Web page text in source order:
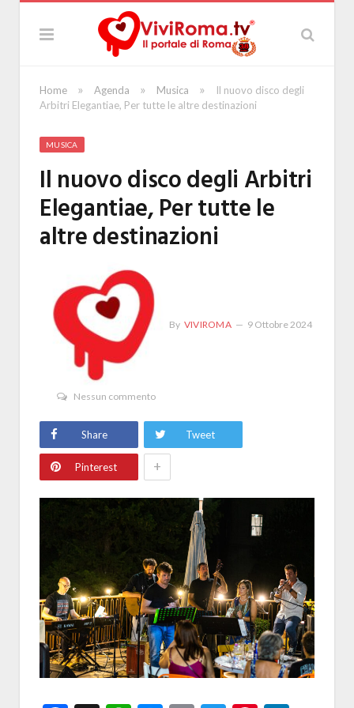
Home » Agenda » Musica »
Il nuovo disco degli
Arbitri Elegantiae, Per tutte le altre destinazioni
MUSICA
Il nuovo disco degli Arbitri
Elegantiae, Per tutte le
altre destinazioni
By VIVIROMA 9 Ottobre 2024
Nessun commento
Share Tweet
Pinterest +